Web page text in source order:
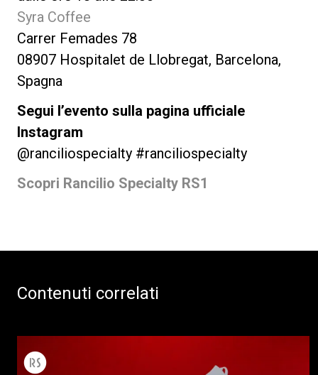
Syra Coffee
Carrer Femades 78
08907 Hospitalet de Llobregat, Barcelona,
Spagna
Segui l’evento sulla pagina ufficiale
Instagram
@ranciliospecialty #ranciliospecialty
Scopri Rancilio Specialty RS1
Contenuti correlati